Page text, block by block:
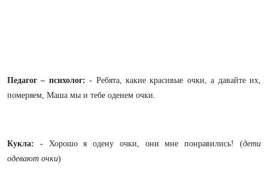
Педагог – психолог: - Ребята, какие красивые очки, а давайте их,
померяем, Маша мы и тебе оденем очки.
Кукла: - Хорошо я одену очки, они мне понравились! (дети
одевают очки)